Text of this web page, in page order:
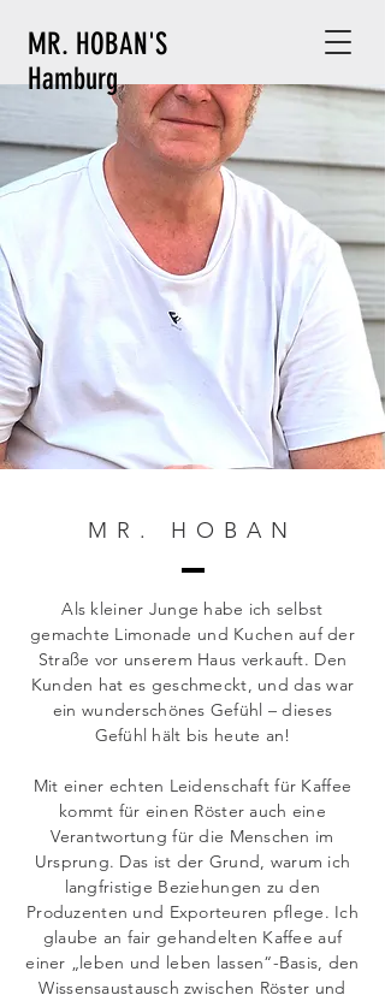
MR. HOBAN'S
Hamburg
MR. HOBAN
Als kleiner Junge habe ich selbst
gemachte Limonade und Kuchen auf der
Straße vor unserem Haus verkauft. Den
Kunden hat es geschmeckt, und das war
ein wunderschönes Gefühl – dieses
Gefühl hält bis heute an!
Mit einer echten Leidenschaft für Kaffee
kommt für einen Röster auch eine
Verantwortung für die Menschen im
Ursprung. Das ist der Grund, warum ich
langfristige Beziehungen zu den
Produzenten und Exporteuren pflege. Ich
glaube an fair gehandelten Kaffee auf
einer „leben und leben lassen“-Basis, den
Wissensaustausch zwischen Röster und